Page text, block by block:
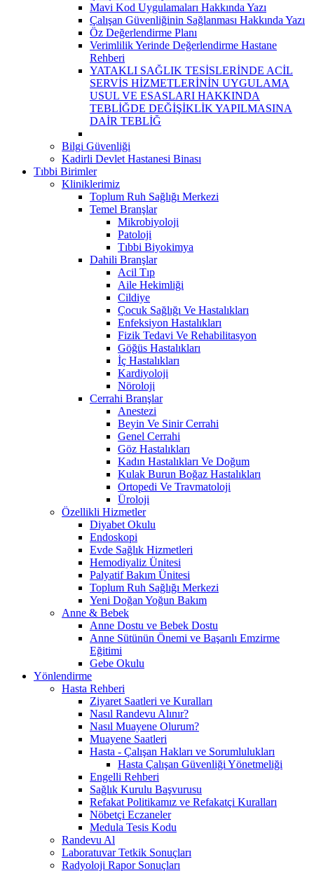
Mavi Kod Uygulamaları Hakkında Yazı
Çalışan Güvenliğinin Sağlanması Hakkında Yazı
Öz Değerlendirme Planı
Verimlilik Yerinde Değerlendirme Hastane
Rehberi
YATAKLI SAĞLIK TESİSLERİNDE ACİL
SERVİS HİZMETLERİNİN UYGULAMA
USUL VE ESASLARI HAKKINDA
TEBLİĞDE DEĞİŞİKLİK YAPILMASINA
DAİR TEBLİĞ
Bilgi Güvenliği
Kadirli Devlet Hastanesi Binası
Tıbbi Birimler
Kliniklerimiz
Toplum Ruh Sağlığı Merkezi
Temel Branşlar
Mikrobiyoloji
Patoloji
Tıbbi Biyokimya
Dahili Branşlar
Acil Tıp
Aile Hekimliği
Cildiye
Çocuk Sağlığı Ve Hastalıkları
Enfeksiyon Hastalıkları
Fizik Tedavi Ve Rehabilitasyon
Göğüs Hastalıkları
İç Hastalıkları
Kardiyoloji
Nöroloji
Cerrahi Branşlar
Anestezi
Beyin Ve Sinir Cerrahi
Genel Cerrahi
Göz Hastalıkları
Kadın Hastalıkları Ve Doğum
Kulak Burun Boğaz Hastalıkları
Ortopedi Ve Travmatoloji
Üroloji
Özellikli Hizmetler
Diyabet Okulu
Endoskopi
Evde Sağlık Hizmetleri
Hemodiyaliz Ünitesi
Palyatif Bakım Ünitesi
Toplum Ruh Sağlığı Merkezi
Yeni Doğan Yoğun Bakım
Anne & Bebek
Anne Dostu ve Bebek Dostu
Anne Sütünün Önemi ve Başarılı Emzirme
Eğitimi
Gebe Okulu
Yönlendirme
Hasta Rehberi
Ziyaret Saatleri ve Kuralları
Nasıl Randevu Alınır?
Nasıl Muayene Olurum?
Muayene Saatleri
Hasta - Çalışan Hakları ve Sorumlulukları
Hasta Çalışan Güvenliği Yönetmeliği
Engelli Rehberi
Sağlık Kurulu Başvurusu
Refakat Politikamız ve Refakatçi Kuralları
Nöbetçi Eczaneler
Medula Tesis Kodu
Randevu Al
Laboratuvar Tetkik Sonuçları
Radyoloji Rapor Sonuçları